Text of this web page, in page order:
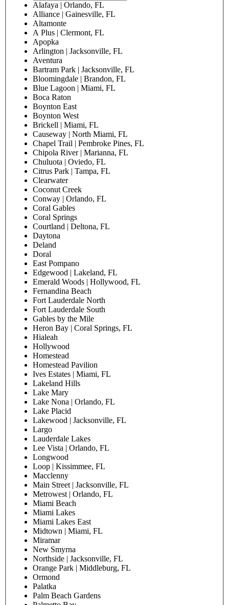
Alafaya | Orlando, FL
Alliance | Gainesville, FL
Altamonte
A Plus | Clermont, FL
Apopka
Arlington | Jacksonville, FL
Aventura
Bartram Park | Jacksonville, FL
Bloomingdale | Brandon, FL
Blue Lagoon | Miami, FL
Boca Raton
Boynton East
Boynton West
Brickell | Miami, FL
Causeway | North Miami, FL
Chapel Trail | Pembroke Pines, FL
Chipola River | Marianna, FL
Chuluota | Oviedo, FL
Citrus Park | Tampa, FL
Clearwater
Coconut Creek
Conway | Orlando, FL
Coral Gables
Coral Springs
Courtland | Deltona, FL
Daytona
Deland
Doral
East Pompano
Edgewood | Lakeland, FL
Emerald Woods | Hollywood, FL
Fernandina Beach
Fort Lauderdale North
Fort Lauderdale South
Gables by the Mile
Heron Bay | Coral Springs, FL
Hialeah
Hollywood
Homestead
Homestead Pavilion
Ives Estates | Miami, FL
Lakeland Hills
Lake Mary
Lake Nona | Orlando, FL
Lake Placid
Lakewood | Jacksonville, FL
Largo
Lauderdale Lakes
Lee Vista | Orlando, FL
Longwood
Loop | Kissimmee, FL
Macclenny
Main Street | Jacksonville, FL
Metrowest | Orlando, FL
Miami Beach
Miami Lakes
Miami Lakes East
Midtown | Miami, FL
Miramar
New Smyrna
Northside | Jacksonville, FL
Orange Park | Middleburg, FL
Ormond
Palatka
Palm Beach Gardens